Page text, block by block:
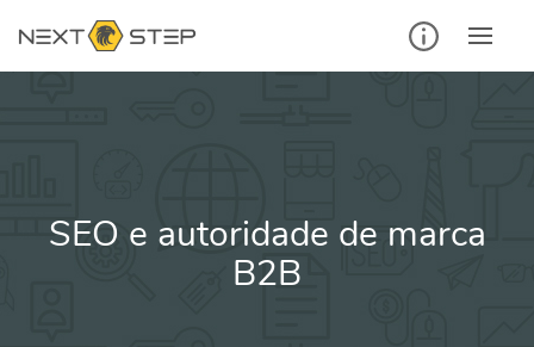
para
SEO e autoridade de marca
B2B